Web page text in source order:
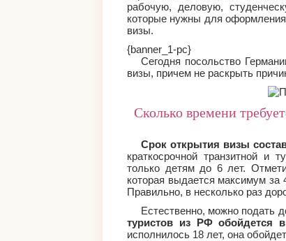
рабочую, деловую,
которые нужны для
визы.
{banner_1-pc}
Сегодня посольство
визы, причем не раскрыть
Сколько времени
Срок открытия визы
краткосрочной транзитной и
только детям до 6 лет.
которая выдается максимум за
Правильно, в несколько раз
Естественно, можно подать
туристов из РФ обойдется
исполнилось 18 лет, она